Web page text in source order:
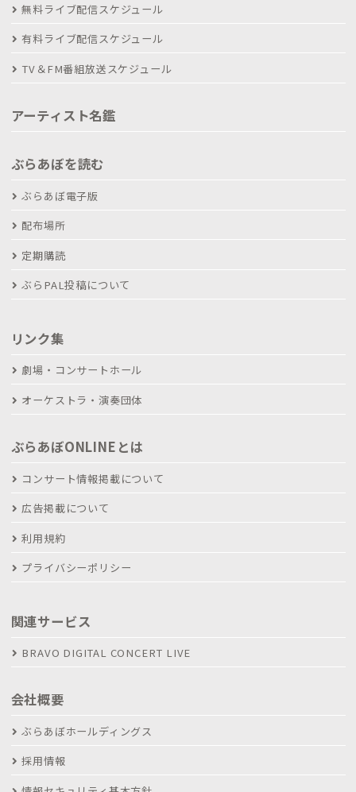
無料ライブ配信スケジュール
有料ライブ配信スケジュール
TV＆FM番組放送スケジュール
アーティスト名鑑
ぶらあぼを読む
ぶらあぼ電子版
配布場所
定期購読
ぶらPAL投稿について
リンク集
劇場・コンサートホール
オーケストラ・演奏団体
ぶらあぼONLINEとは
コンサート情報掲載について
広告掲載について
利用規約
プライバシーポリシー
関連サービス
BRAVO DIGITAL CONCERT LIVE
会社概要
ぶらあぼホールディングス
採用情報